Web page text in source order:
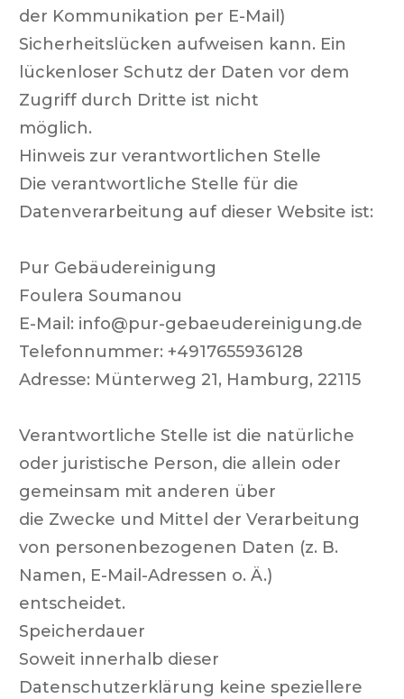
der Kommunikation per E-Mail)
Sicherheitslücken aufweisen kann. Ein
lückenloser Schutz der Daten vor dem
Zugriff durch Dritte ist nicht
möglich.
Hinweis zur verantwortlichen Stelle
Die verantwortliche Stelle für die
Datenverarbeitung auf dieser Website ist:
Pur Gebäudereinigung
Foulera Soumanou
E-Mail: info@pur-gebaeudereinigung.de
Telefonnummer: +4917655936128
Adresse: Münterweg 21, Hamburg, 22115
Verantwortliche Stelle ist die natürliche
oder juristische Person, die allein oder
gemeinsam mit anderen über
die Zwecke und Mittel der Verarbeitung
von personenbezogenen Daten (z. B.
Namen, E-Mail-Adressen o. Ä.)
entscheidet.
Speicherdauer
Soweit innerhalb dieser
Datenschutzerklärung keine speziellere